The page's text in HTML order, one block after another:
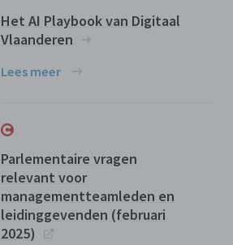
Het AI Playbook van Digitaal
Vlaanderen
Lees meer
Parlementaire vragen
relevant voor
managementteamleden en
leidinggevenden (februari
2025)